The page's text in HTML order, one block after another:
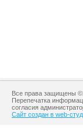
Все права защищены
Перепечатка
согласия
Сайт создан в web-